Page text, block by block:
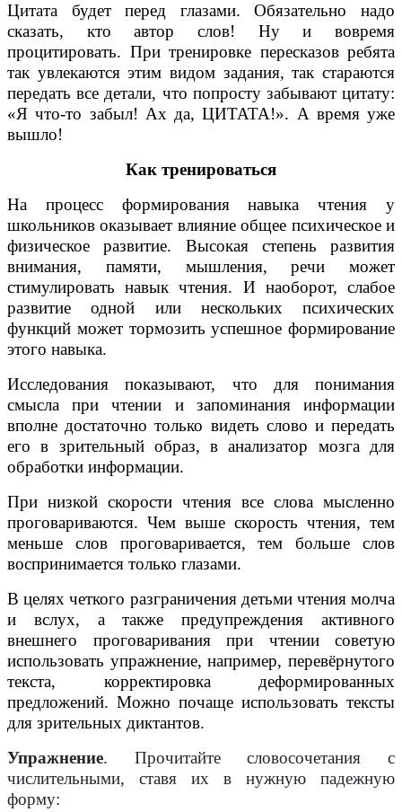
Цитата будет перед глазами. Обязательно надо
сказать, кто автор слов! Ну и вовремя
процитировать. При тренировке пересказов ребята
так увлекаются этим видом задания, так стараются
передать все детали, что попросту забывают цитату:
«Я что-то забыл! Ах да, ЦИТАТА!». А время уже
вышло!
Как тренироваться
На процесс формирования навыка чтения у
школьников оказывает влияние общее психическое и
физическое развитие. Высокая степень развития
внимания, памяти, мышления, речи может
стимулировать навык чтения. И наоборот, слабое
развитие одной или нескольких психических
функций может тормозить успешное формирование
этого навыка.
Исследования показывают, что для понимания
смысла при чтении и запоминания информации
вполне достаточно только видеть слово и передать
его в зрительный образ, в анализатор мозга для
обработки информации.
При низкой скорости чтения все слова мысленно
проговариваются. Чем выше скорость чтения, тем
меньше слов проговаривается, тем больше слов
воспринимается только глазами.
В целях четкого разграничения детьми чтения молча
и вслух, а также предупреждения активного
внешнего проговаривания при чтении советую
использовать упражнение, например, перевёрнутого
текста, корректировка деформированных
предложений. Можно почаще использовать тексты
для зрительных диктантов.
Упражнение. Прочитайте словосочетания с
числительными, ставя их в нужную падежную
форму: